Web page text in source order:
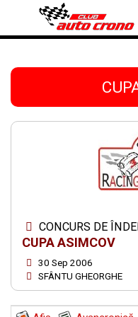
CONCURS DE
CUPA ASIMCOV
30 Sep 2006
SFÂNTU GHEORGHE